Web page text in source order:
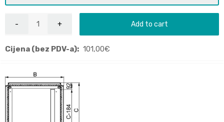
Add to cart
Cijena (bez PDV-a): 101,00€